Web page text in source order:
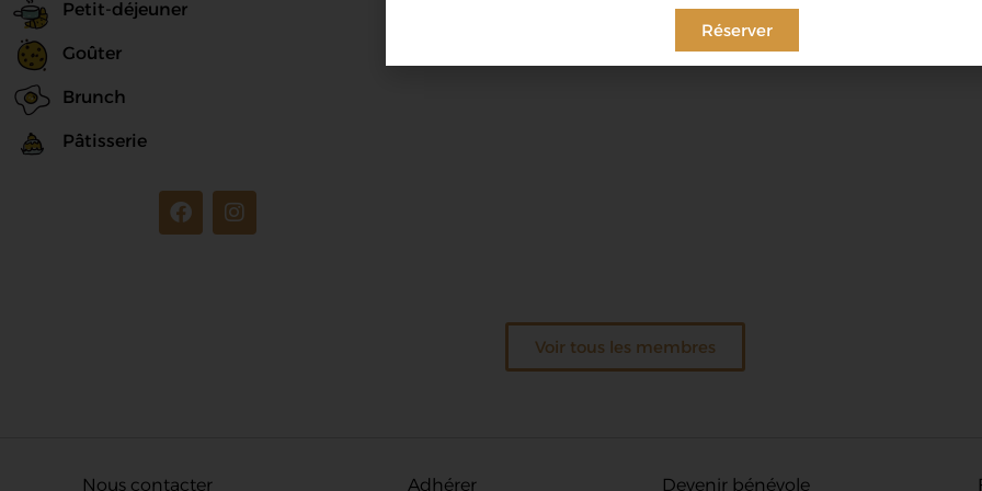
Petit-déjeuner
Goûter
Brunch
Pâtisserie
Voir tous les membres
Nous contacter Adhérer Devenir bénévole
Réserver